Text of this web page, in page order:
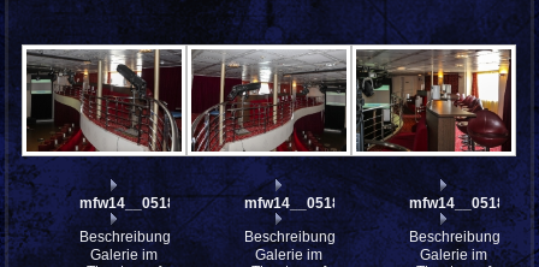
mfw14__051845
Beschreibung:
Galerie im
mfw14__051844
Beschreibung:
Galerie im
mfw14__051842
Beschreibung:
Galerie im